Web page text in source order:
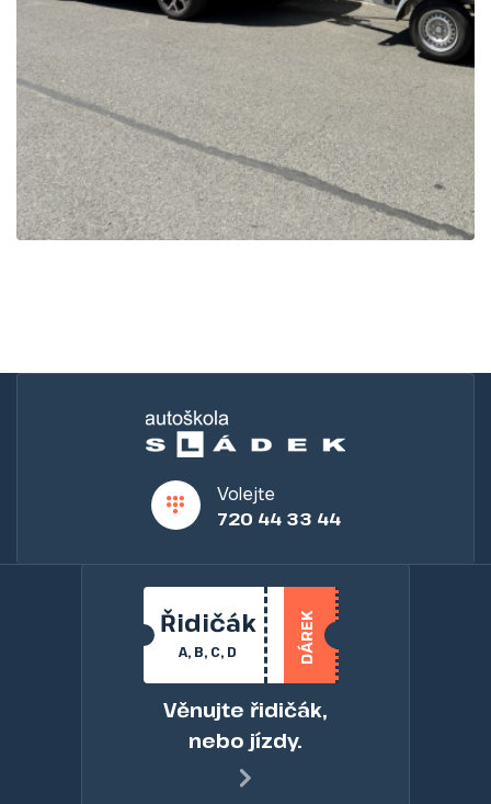
Volejte
720 44 33 44
Řidičák
A, B, C, D DÁREK
Věnujte řidičák,
nebo jízdy.